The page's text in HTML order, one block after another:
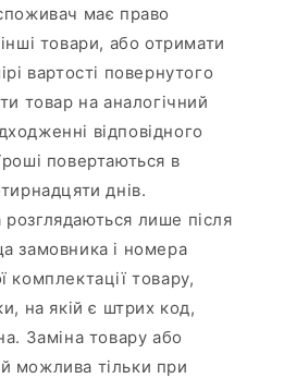
має право
товари, або отримати
вартості повернутого
товар на аналогічний
відповідного
повертаються в
днів.
лише після
замовника і номера
комплектації товару,
на якій є штрих код,
Заміна товару або
можлива тільки при